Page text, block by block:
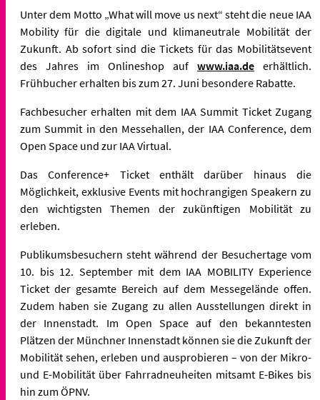
Unter dem Motto „What will move us next“ steht die neue IAA
Mobility für die digitale und klimaneutrale Mobilität der
Zukunft. Ab sofort sind die Tickets für das Mobilitätsevent
des Jahres im Onlineshop auf www.iaa.de erhältlich.
Frühbucher erhalten bis zum 27. Juni besondere Rabatte.
Fachbesucher erhalten mit dem IAA Summit Ticket Zugang
zum Summit in den Messehallen, der IAA Conference, dem
Open Space und zur IAA Virtual.
Das Conference+ Ticket enthält darüber hinaus die
Möglichkeit, exklusive Events mit hochrangigen Speakern zu
den wichtigsten Themen der zukünftigen Mobilität zu
erleben.
Publikumsbesuchern steht während der Besuchertage vom
10. bis 12. September mit dem IAA MOBILITY Experience
Ticket der gesamte Bereich auf dem Messegelände offen.
Zudem haben sie Zugang zu allen Ausstellungen direkt in
der Innenstadt. Im Open Space auf den bekanntesten
Plätzen der Münchner Innenstadt können sie die Zukunft der
Mobilität sehen, erleben und ausprobieren – von der Mikro-
und E-Mobilität über Fahrradneuheiten mitsamt E-Bikes bis
hin zum ÖPNV.